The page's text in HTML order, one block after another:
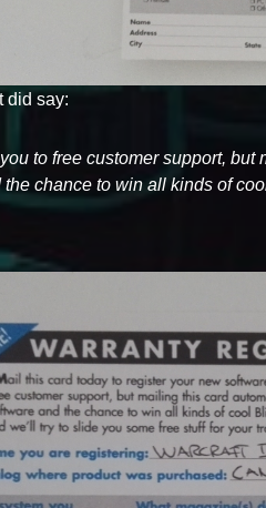
did say:
to free customer support,
chance to win all kinds of